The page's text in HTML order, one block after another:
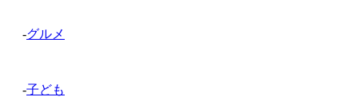
-グルメ
-子ども